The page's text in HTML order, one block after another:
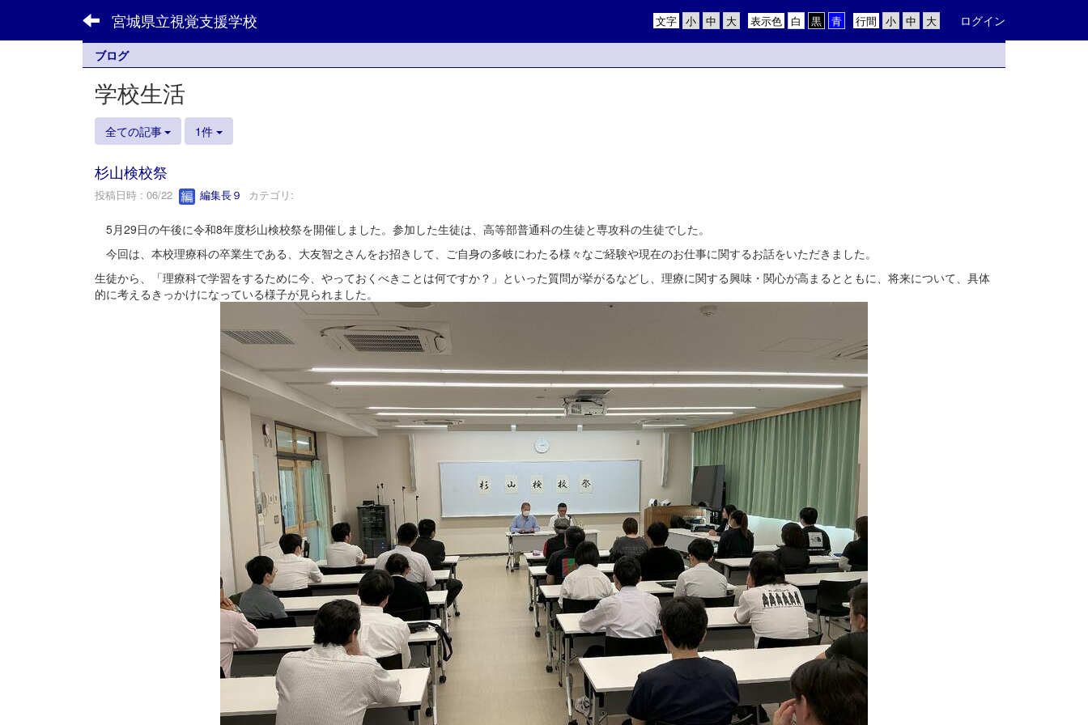
宮城県立視覚支援学校 行間
表示色
文字 ログイン
ブログ
学校生活
全ての記事 1件
杉山検校祭
投稿日時 : 06/22 編集長９ カテゴリ:
5月29日の午後に令和8年度杉山検校祭を開催しました。参加した生徒は、高等部普通科の生徒と専攻科の生徒でした。
今回は、本校理療科の卒業生である、大友智之さんをお招きして、ご自身の多岐にわたる様々なご経験や現在のお仕事に関するお話をいただきました。
生徒から、「理療科で学習をするために今、やっておくべきことは何ですか？」といった質問が挙がるなどし、理療に関する興味・関心が高まるとともに、将来について、具体
的に考えるきっかけになっている様子が見られました。